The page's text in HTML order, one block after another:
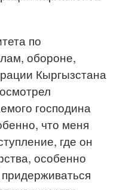
по
обороне,
Кыргызстана
господина
что меня
где он
особенно